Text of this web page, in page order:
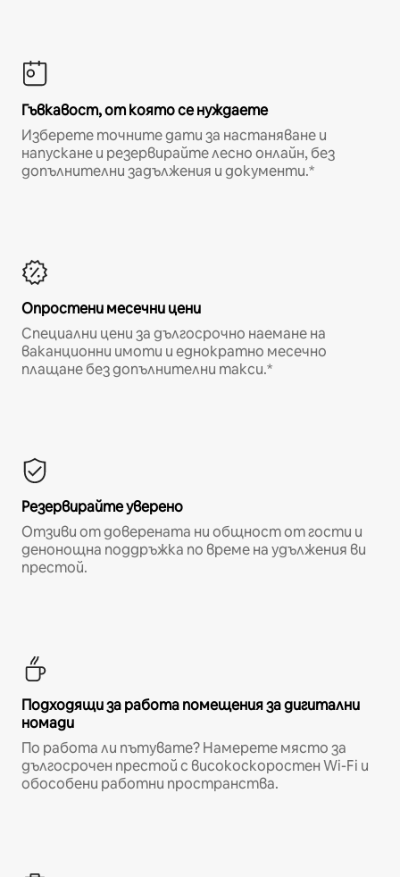
Гъвкавост, от която се нуждаете
Изберете точните дати за настаняване и
напускане и резервирайте лесно онлайн, без
допълнителни задължения и документи.*
Опростени месечни цени
Специални цени за дългосрочно наемане на
ваканционни имоти и еднократно месечно
плащане без допълнителни такси.*
Резервирайте уверено
Отзиви от доверената ни общност от гости и
денонощна поддръжка по време на удължения ви
престой.
Подходящи за работа помещения за дигитални
номади
По работа ли пътувате? Намерете място за
дългосрочен престой с високоскоростен Wi-Fi и
обособени работни пространства.